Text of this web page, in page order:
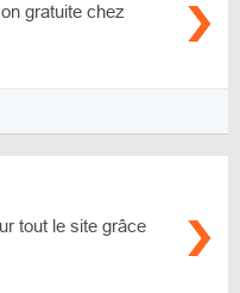
gratuite chez
tout le site grâce